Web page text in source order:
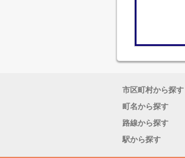
市区町村から探す
町名から探す
路線から探す
駅から探す